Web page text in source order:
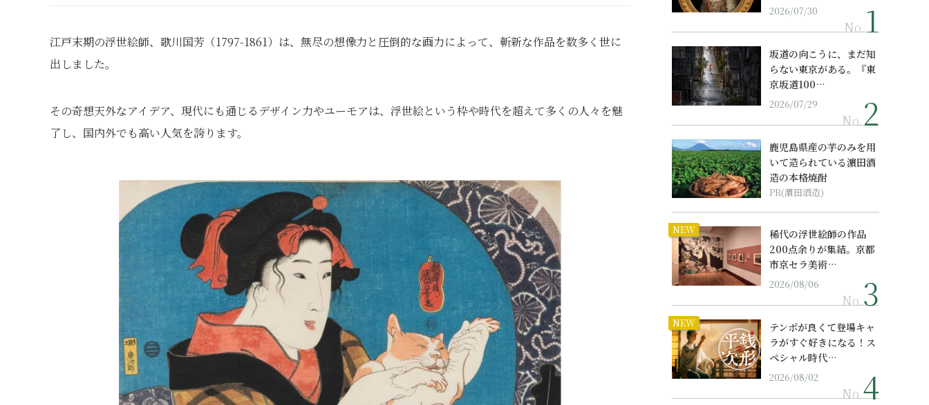
江戸末期の浮世絵師、歌川国芳（1797-1861）は、無尽の想像力と圧倒的な画力によって、斬新な作品を数多く世に
出しました。
その奇想天外なアイデア、現代にも通じるデザイン力やユーモアは、浮世絵という枠や時代を超えて多くの人々を魅
了し、国内外でも高い人気を誇ります。
2026/07/30
No.
坂道の向こうに、まだ知
らない東京がある。『東
京坂道100…
2026/07/29
No.
鹿児島県産の芋のみを用
いて造られている濵田酒
造の本格焼酎
PR(濵田酒造)
NEW
稀代の浮世絵師の作品
200点余りが集結。京都
市京セラ美術…
2026/08/06
No.
NEW
テンポが良くて登場キャ
ラがすぐ好きになる！ス
ペシャル時代…
2026/08/02
No.